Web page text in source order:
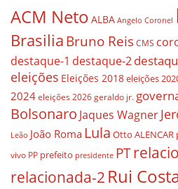
ACM Neto ALBA Angelo Coronel
BrasiliaBruno ReisCMS
destaque-1 destaque-2
eleições Eleições 2018eleições
2024 eleições 2026 geraldo jr.
Bolsonaro Jaques Wagner
Leão João Roma Lula Otto ALENCAR
vivo PP prefeito presidente PT
relacionada-2 Rui